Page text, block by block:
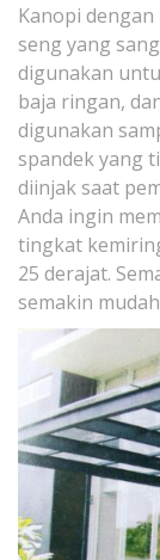
Kanopi
seng yang
digunakan
baja ringan,
digunakan
spandek yang
diinjak saat
Anda ingin
tingkat
25 derajat.
semakin